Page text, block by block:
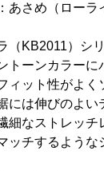
あさめ（ローラ
（KB2011）シ
トーンカラーに
ィット性がよく
には伸びのよい
細なストレッチ
ッチするような